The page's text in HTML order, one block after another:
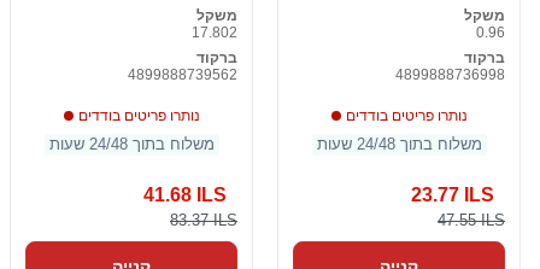
משקל
17.802
ברקוד
4899888739562
נותרו פריטים בודדים
משלוח בתוך 24/48 שעות
41.68 ILS
83.37 ILS
משקל
0.96
ברקוד
4899888736998
נותרו פריטים בודדים
משלוח בתוך 24/48 שעות
23.77 ILS
47.55 ILS